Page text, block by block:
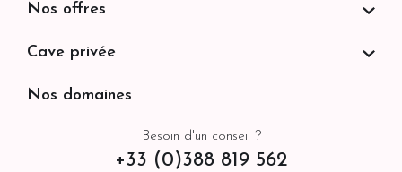
Besoin d'un conseil ?
+33 (0)388 819 562
Nos offres
Cave privée
Nos domaines